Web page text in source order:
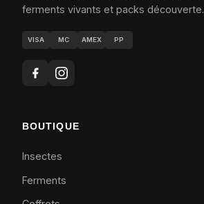
ferments vivants et packs découverte.
VISA MC AMEX PP
BOUTIQUE
Insectes
Ferments